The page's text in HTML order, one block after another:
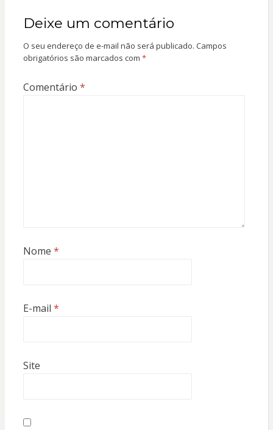
Deixe um comentário
O seu endereço de e-mail não será publicado. Campos
obrigatórios são marcados com *
Comentário *
Nome *
E-mail *
Site